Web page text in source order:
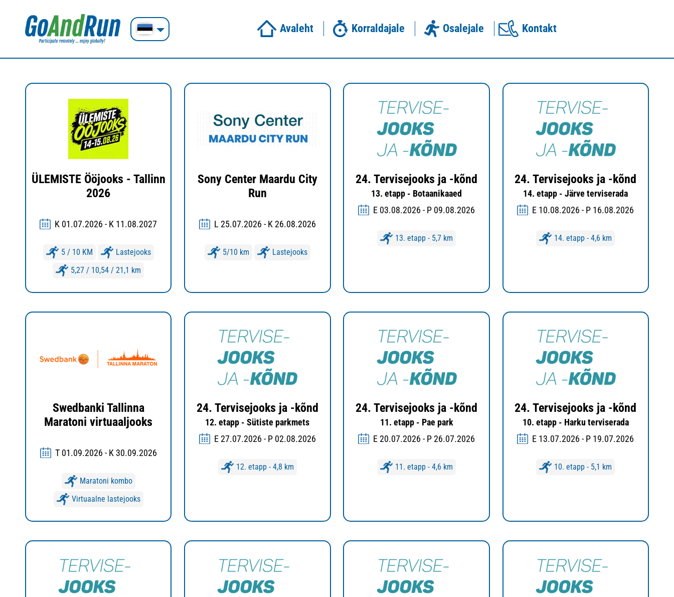
Avaleht Korraldajale Osalejale Kontakt
ÜLEMISTE Ööjooks - Tallinn
2026
K 01.07.2026 - K 11.08.2027
5 / 10 KM
Lastejooks
5,27 / 10,54 / 21,1 km
Sony Center Maardu City
Run
L 25.07.2026 - K 26.08.2026
5/10 km Lastejooks
24. Tervisejooks ja -kõnd
13. etapp - Botaanikaaed
E 03.08.2026 - P 09.08.2026
13. etapp - 5,7 km
24. Tervisejooks ja -kõnd
14. etapp - Järve terviserada
E 10.08.2026 - P 16.08.2026
14. etapp - 4,6 km
Swedbanki Tallinna
Maratoni virtuaaljooks
T 01.09.2026 - K 30.09.2026
Maratoni kombo
Virtuaalne lastejooks
24. Tervisejooks ja -kõnd
12. etapp - Sütiste parkmets
E 27.07.2026 - P 02.08.2026
12. etapp - 4,8 km
24. Tervisejooks ja -kõnd
11. etapp - Pae park
E 20.07.2026 - P 26.07.2026
11. etapp - 4,6 km
24. Tervisejooks ja -kõnd
10. etapp - Harku terviserada
E 13.07.2026 - P 19.07.2026
10. etapp - 5,1 km